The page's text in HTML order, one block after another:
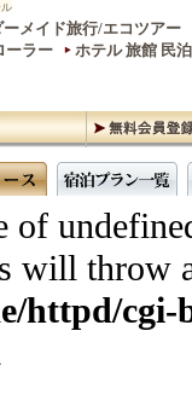
ーメイド旅行/エコツアー
ーラー
ホテル 旅館 民
of
will throw
httpd/cgi-